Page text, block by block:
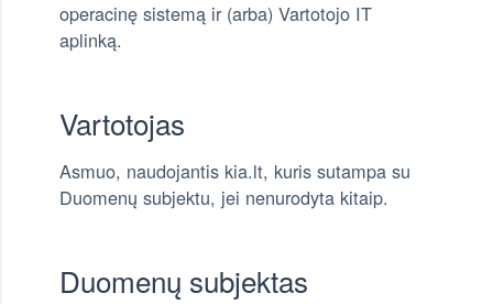
operacinę sistemą ir (arba) Vartotojo IT
aplinką.
Vartotojas
Asmuo, naudojantis kia.lt, kuris sutampa su
Duomenų subjektu, jei nenurodyta kitaip.
Duomenų subjektas